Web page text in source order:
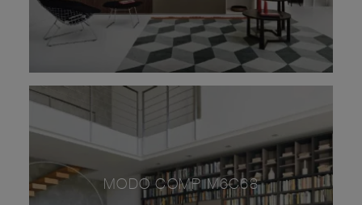
MODO COMP M6C68